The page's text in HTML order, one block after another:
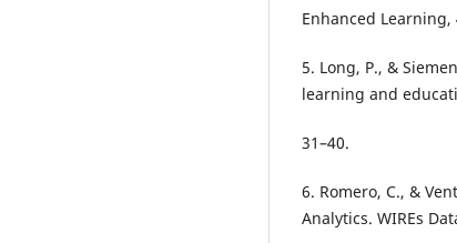
Enhanced Learning,
5. Long, P., &
learning and
31–40.
6. Romero, C., &
Analytics. WIREs